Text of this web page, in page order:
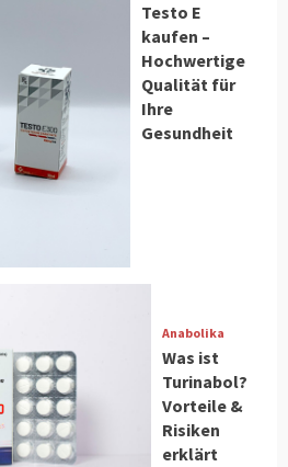
Testo E
kaufen –
Hochwertige
Qualität für
Ihre
Gesundheit
Anabolika
Was ist
Turinabol?
Vorteile &
Risiken
erklärt